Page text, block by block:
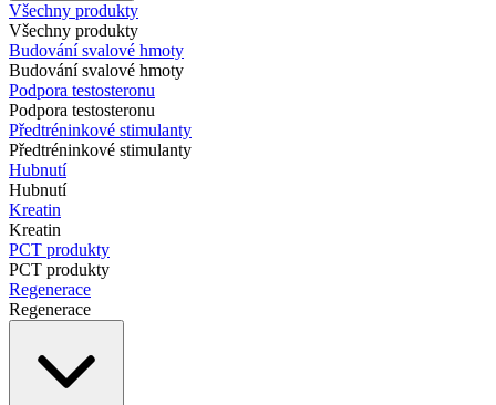
Všechny produkty
Všechny produkty
Budování svalové hmoty
Budování svalové hmoty
Podpora testosteronu
Podpora testosteronu
Předtréninkové stimulanty
Předtréninkové stimulanty
Hubnutí
Hubnutí
Kreatin
Kreatin
PCT produkty
PCT produkty
Regenerace
Regenerace